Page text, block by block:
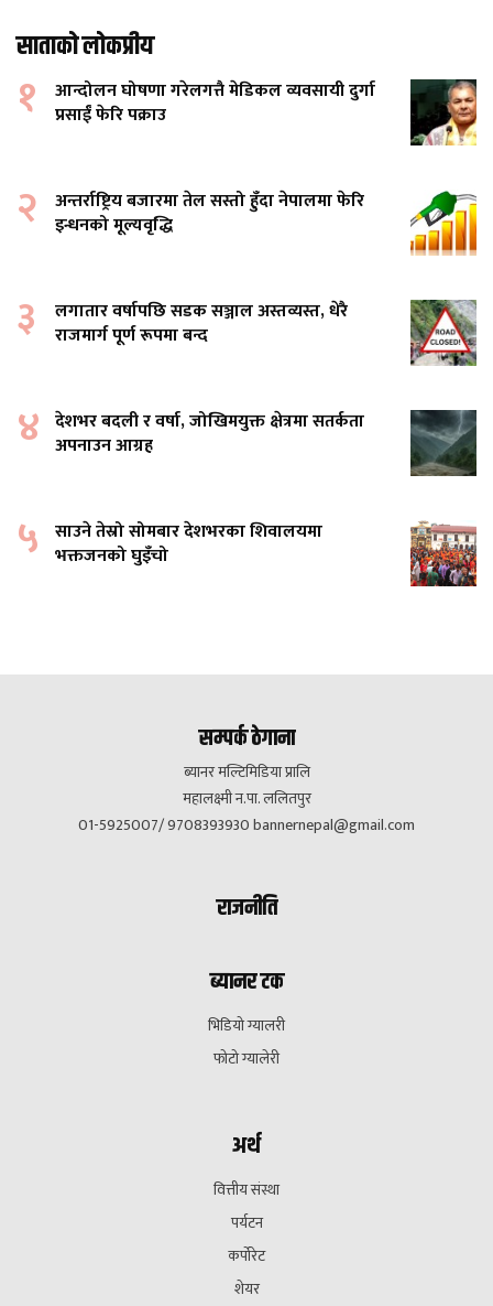
साताको लोकप्रीय
१
आन्दोलन घोषणा गरेलगत्तै मेडिकल व्यवसायी दुर्गा
प्रसाईं फेरि पक्राउ
२
अन्तर्राष्ट्रिय बजारमा तेल सस्तो हुँदा नेपालमा फेरि
इन्धनको मूल्यवृद्धि
३
लगातार वर्षापछि सडक सञ्जाल अस्तव्यस्त, धेरै
राजमार्ग पूर्ण रूपमा बन्द
४ देशभर बदली र वर्षा, जोखिमयुक्त क्षेत्रमा सतर्कता
अपनाउन आग्रह
५ साउने तेस्रो सोमबार देशभरका शिवालयमा
भक्तजनको घुइँचो
सम्पर्क ठेगाना
ब्यानर मल्टिमिडिया प्रालि
महालक्ष्मी न.पा. ललितपुर
01-5925007/ 9708393930bannernepal@gmail.com
राजनीति
ब्यानर टक
भिडियो ग्यालरी
फोटो ग्यालेरी
अर्थ
वित्तीय संस्था
पर्यटन
कर्पोरेट
शेयर